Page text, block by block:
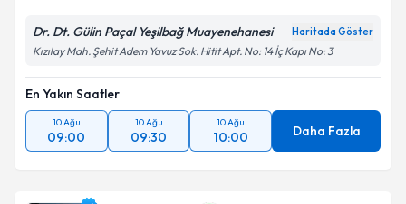
Dr. Dt. Gülin Paçal Yeşilbağ Muayenehanesi Haritada Göster
Kızılay Mah. Şehit Adem Yavuz Sok. Hitit Apt. No: 14 İç Kapı No: 3
En Yakın Saatler
10 Ağu
09:00
10 Ağu
09:30
10 Ağu
10:00 Daha Fazla